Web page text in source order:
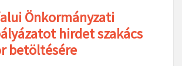
Önkormányzati
hirdet szakács
betöltésére